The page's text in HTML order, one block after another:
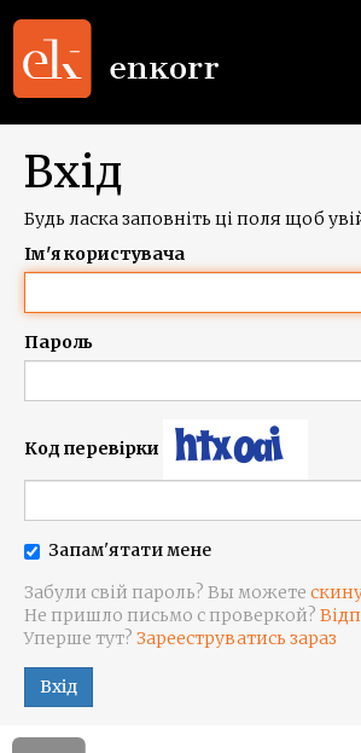
Вхід
Будь ласка заповніть ці поля щоб
Ім'я користувача
Пароль
Код перевірки
Запам'ятати мене
Забули свій пароль? Вы можете
Не пришло письмо с проверкой?
Уперше тут? Зарееструватись зараз
Вхід